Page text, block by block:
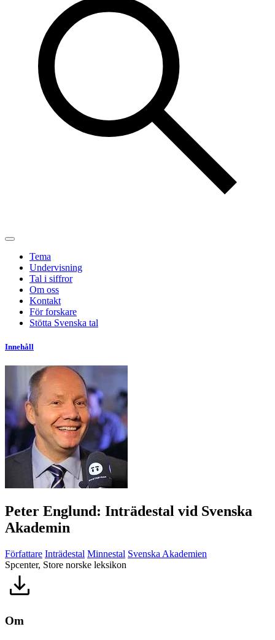
Tema
Undervisning
Tal i siffror
Om oss
Kontakt
För forskare
Stötta Svenska tal
Innehåll
Peter Englund: Inträdestal vid Svenska
Akademin
Författare Inträdestal Minnestal Svenska Akademien
Spcenter, Store norske leksikon
Om